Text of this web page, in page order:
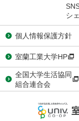
シ
個人情報保護方針
室蘭工業大学HP
全国大学生活協同
組合連合会